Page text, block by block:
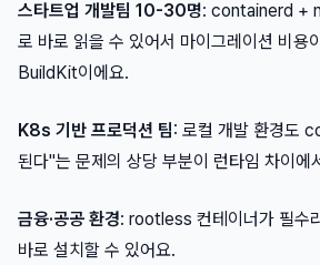
스타트업 개발팀 10-30명: containerd +
로 바로 읽을 수 있어서 마이그레이션 비
BuildKit이에요.
K8s 기반 프로덕션 팀: 로컬 개발 환경도
된다"는 문제의 상당 부분이 런타임 차이
금융·공공 환경: rootless 컨테이너가 필수
바로 설치할 수 있어요.